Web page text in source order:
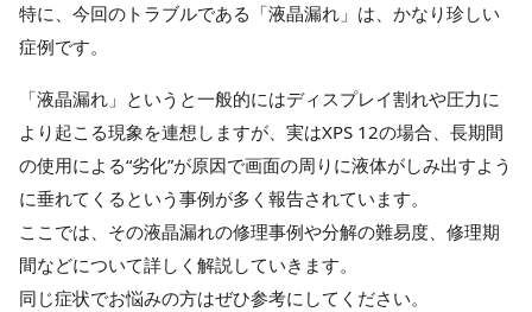
特に、今回のトラブルである「液晶漏れ」は、かなり珍しい
症例です。
「液晶漏れ」というと一般的にはディスプレイ割れや圧力に
より起こる現象を連想しますが、実はXPS 12の場合、長期間
の使用による“劣化”が原因で画面の周りに液体がしみ出すよう
に垂れてくるという事例が多く報告されています。
ここでは、その液晶漏れの修理事例や分解の難易度、修理期
間などについて詳しく解説していきます。
同じ症状でお悩みの方はぜひ参考にしてください。